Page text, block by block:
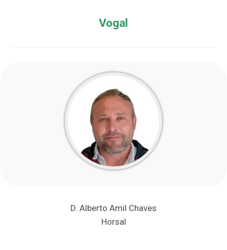
Vogal
D. Alberto Amil Chaves
Horsal